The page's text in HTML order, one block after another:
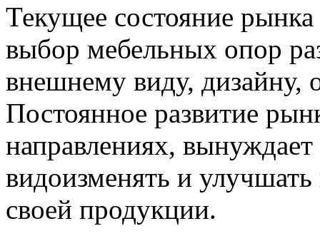
Текущее состояние
выбор мебельных опор
внешнему виду, дизайну,
Постоянное развитие
направлениях,
видоизменять и улучшать
своей продукции.